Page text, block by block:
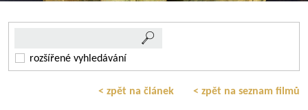
rozšířené vyhledávání
< zpět na článek < zpět na seznam filmů